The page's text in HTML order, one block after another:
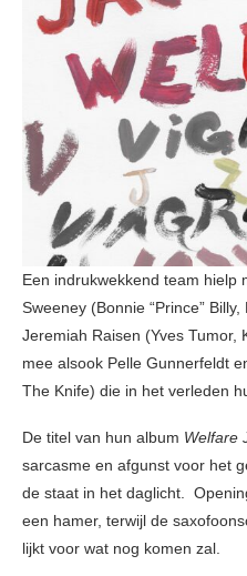
Een indrukwekkend team hielp
Sweeney (Bonnie “Prince”
Jeremiah Raisen (Yves Tumor,
mee alsook Pelle Gunnerfeldt
The Knife) die in het verleden
De titel van hun album Welfare
sarcasme en afgunst voor het
de staat in het daglicht.
een hamer, terwijl de
lijkt voor wat nog komen zal.